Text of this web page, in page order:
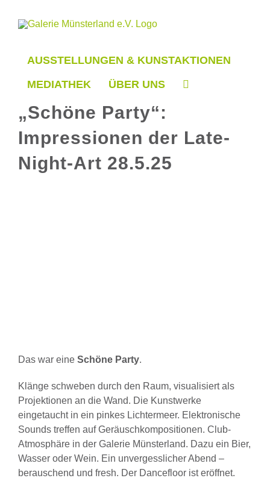
Inhalt
AUSSTELLUNGEN & KUNSTAKTIONEN
MEDIATHEK
ÜBER UNS
„Schöne Party“:
Impressionen der Late-
Night-Art 28.5.25
Das war eine Schöne Party.
Klänge schweben durch den Raum, visualisiert als
Projektionen an die Wand. Die Kunstwerke
eingetaucht in ein pinkes Lichtermeer. Elektronische
Sounds treffen auf Geräuschkompositionen. Club-
Atmosphäre in der Galerie Münsterland. Dazu ein Bier,
Wasser oder Wein. Ein unvergesslicher Abend –
berauschend und fresh. Der Dancefloor ist eröffnet.